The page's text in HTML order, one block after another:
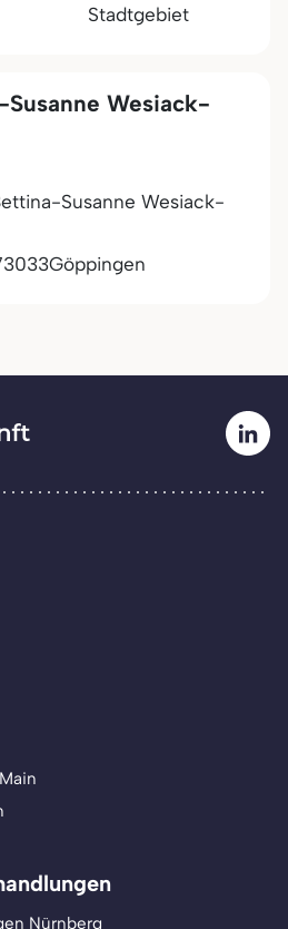
Stadtgebiet
Wesiack-
Susanne Wesiack-
Göppingen
Nürnberg